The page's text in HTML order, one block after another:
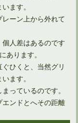
ます。
ーン上から外れて
人差はあるのです
あります。
ひくと、当然グリ
ます。
っているのです。
ンドとへその距離